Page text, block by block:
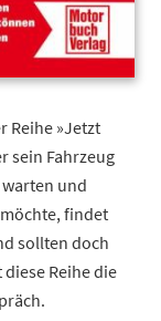
Reihe »Jetzt
sein Fahrzeug
und
findet
sollten doch
Reihe die